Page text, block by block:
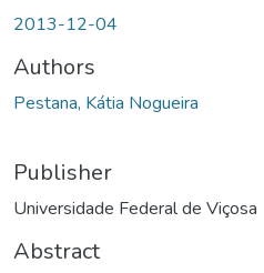
2013-12-04
Authors
Pestana, Kátia Nogueira
Publisher
Universidade Federal de Viçosa
Abstract